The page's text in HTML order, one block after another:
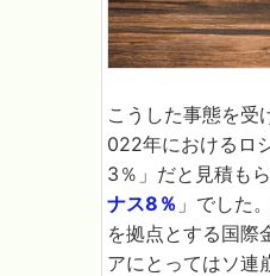
こうした事態を受
022年におけるロ
3％」だと見積も
ナス8％ 」でした
を拠点とする国際
アにとってはソ連